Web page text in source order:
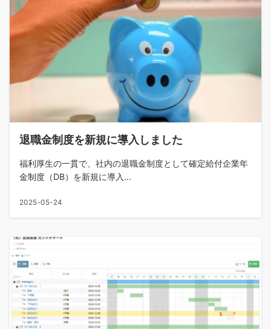
退職金制度を新規に導入しました
福利厚生の一貫で、社内の退職金制度として確定給付企業年
金制度（DB）を新規に導入...
2025-05-24